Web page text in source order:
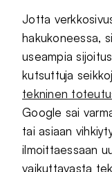
Jotta
hakukoneessa,
useampia
kutsuttuja
tekninen
Google sai
tai asiaan
ilmoittaessaan
vaikuttavasta